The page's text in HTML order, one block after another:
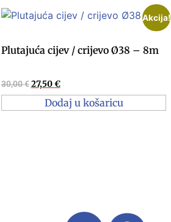
Akcija!
Plutajuća cijev / crijevo Ø38 – 8m
30,00€ 27,50€
Dodaj u košaricu